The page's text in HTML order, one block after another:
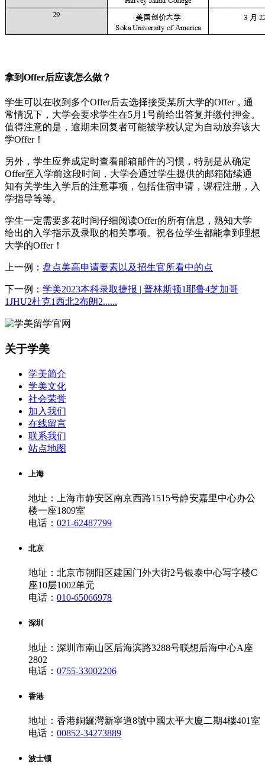
拿到Offer后应该怎么做？
学生可以在收到多个Offer后去选择接受某所大学的Offer，通
常情况下，大学会要求学生在5月1号前给出答复并缴付押金。
值得注意的是，逾期未回复者可能被学校认定为自动放弃该大
学Offer！
另外，学生应养成定时查看邮箱邮件的习惯，特别是从确定
Offer至入学前这段时间，大学会通过学生提供的邮箱陆续通
知有关学生入学后的注意事项，包括住宿申请，课程注册，入
学指导等等。
学生一定需要多花时间仔细阅读Offer的所有信息，熟知大学
给出的入学指示及录取的相关事项。祝各位学生都能拿到理想
大学的Offer！
上一例： 盘点美高申请要素以及招生官所看中的点
下一例： 学美2023本科录取捷报 | 普林斯顿1耶鲁4芝加哥
1JHU2杜克1西北2布朗2......
关于学美
学美简介
学美文化
社会荣誉
加入我们
在线留言
联系我们
站点地图
上海
地址：上海市静安区南京西路1515号静安嘉里中心办公
楼一座1809室
电话： 021-62487799
北京
地址：北京市朝阳区建国门外大街2号银泰中心写字楼C
座10层1002单元
电话： 010-65066978
深圳
地址：深圳市南山区后海滨路3288号联想后海中心A座
2802
电话： 0755-33002206
香港
地址：香港銅鑼灣新寧道8號中國太平大廈二期4樓401室
电话： 00852-34273889
波士顿